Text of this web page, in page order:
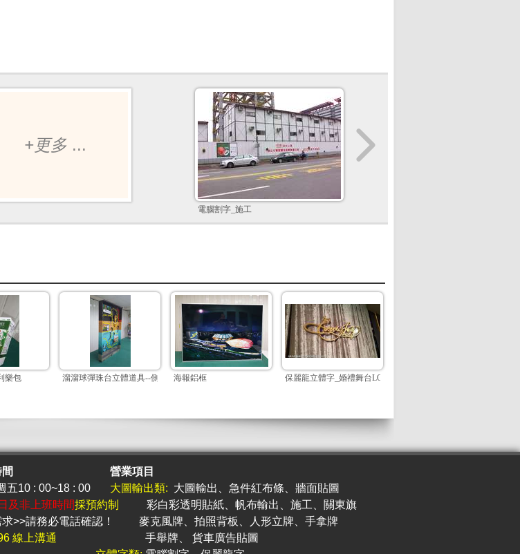
電腦割字_施工
+更多 ...
樂包 溜溜球彈珠台立體道具--側面 海報鋁框 保麗龍立體字_婚禮舞台LOGO
營業項目
五10 : 00~18 : 00 大圖輸出類: 大圖輸出、急件紅布條、牆面貼圖
及非上班時間採預約制
彩白彩透明貼紙、帆布輸出、施工、關東旗
求>>請務必電話確認！ 麥克風牌
拍照背板、人形立牌、手拿牌
線上溝通
手舉牌 貨車廣告貼圖